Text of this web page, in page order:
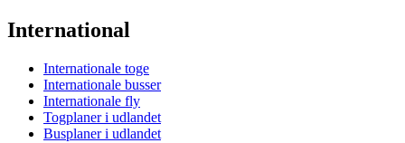
International
Internationale toge
Internationale busser
Internationale fly
Togplaner i udlandet
Busplaner i udlandet